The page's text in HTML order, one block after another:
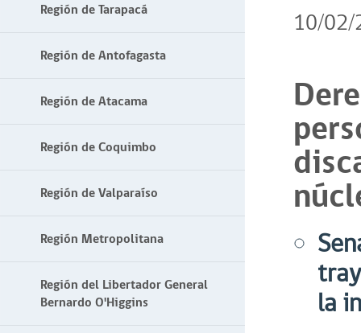
Región de Tarapacá
Región de Antofagasta
Región de Atacama
Región de Coquimbo
Región de Valparaíso
Región Metropolitana
Región del Libertador General
Bernardo O'Higgins
10/
la